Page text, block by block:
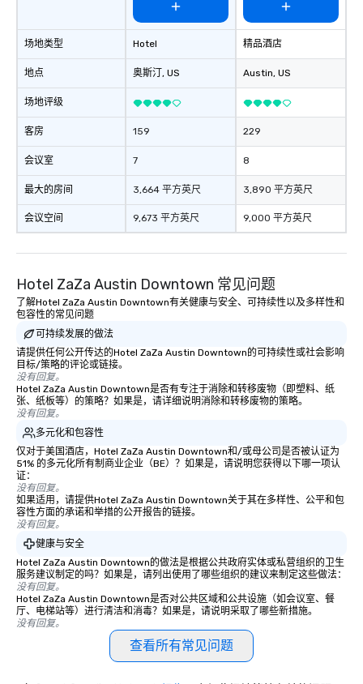
down at each venue and as you
traverse along the way. Our
experiences not only provide more
ways to network, but a more convivial
way to do so. Large Groups Welcome
Lip Smacking Foodie Tours is ideal for
groups, small or large. Our
experiences can accommodate
as 500 guests, making us an ideal
choice for any corporate group event.
Stress-Free Booking Process Booking
a tour is stress-free and allows you to
of from the moment the tour is
booked to the minute it concludes.
Since the menu is already set, you
have nothing to worry about. Just
remember to submit ahead of the tour
date any dietary restrictions and food
allergies for anyone in your group.
Feel Like a VIP at Each Stop With Lip
Smacking Foodie Tours, you and your
group members never have to worry
about waiting in line to get into a top
restaurant or being shown to a less
than desirable table. On our tours,
everyone is treated like a VIP with
immediate seating upon arrival.
a special warm welcome personally
from the restaurant chef. Menus can
be printed featuring your logo, too,
which can be an added bonus for all
those Instagram moments you share.
For added ease, we can even arrange
transportation pick-up and drop-off,
场地类型
地点
场地评级
客房
会议室
最大的房间
会议空间
Hotel
奥斯汀 , US
159
7
3,664 平方英尺
9,673 平方英尺
精品酒店
Austin, US
229
8
3,890 平方英尺
9,000 平方英尺
Hotel ZaZa Austin Downtown 常见问题
了解Hotel ZaZa Austin Downtown有关健康与安全、可持续性以及多样性和
包容性的常见问题
可持续发展的做法
请提供任何公开传达的Hotel ZaZa Austin Downtown的可持续性或社会影响
目标/策略的评论或链接。
没有回复。
Hotel ZaZa Austin Downtown是否有专注于消除和转移废物（即塑料、纸
张、纸板等）的策略？如果是，请详细说明消除和转移废物的策略。
没有回复。
多元化和包容性
仅对于美国酒店，Hotel ZaZa Austin Downtown和/或母公司是否被认证为
51% 的多元化所有制商业企业（BE）？如果是，请说明您获得以下哪一项认
证：
没有回复。
如果适用，请提供Hotel ZaZa Austin Downtown关于其在多样性、公平和包
容性方面的承诺和举措的公开报告的链接。
没有回复。
健康与安全
Hotel ZaZa Austin Downtown的做法是根据公共政府实体或私营组织的卫生
服务建议制定的吗？如果是，请列出使用了哪些组织的建议来制定这些做法：
没有回复。
Hotel ZaZa Austin Downtown是否对公共区域和公共设施（如会议室、餐
厅、电梯站等）进行清洁和消毒？如果是，请说明采取了哪些新措施。
没有回复。
查看所有常见问题